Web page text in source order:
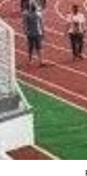
Vicky
dunia
& Vicky
Restoran
Cuma Rp
Rahasia